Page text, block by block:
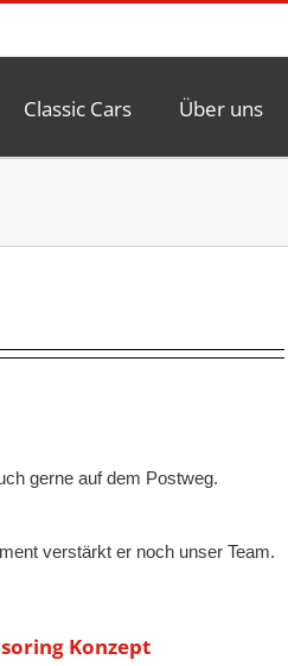
Classic Cars Über uns
gerne auf dem Postweg.
verstärkt er noch unser Team.
Konzept